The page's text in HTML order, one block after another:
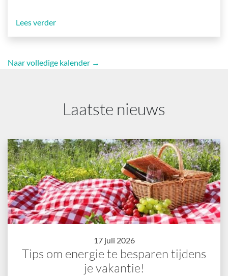
Lees verder
Naar volledige kalender →
Laatste nieuws
17 juli 2026
Tips om energie te besparen tijdens
je vakantie!